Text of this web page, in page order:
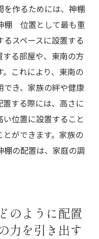
を作るためには、神棚
棚 位置として最も重
スペースに設置する
る部屋や、東南の方
これにより、東南の
き、家族の絆や健康
する際には、高さに
位置に設置すること
ができます。家族の
棚の配置は、家庭の調
のように配置
力を引き出す